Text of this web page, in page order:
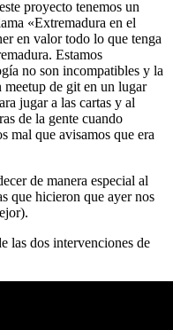
proyecto tenemos un
«Extremadura en el
en valor todo lo que tenga
Estamos
no son incompatibles y la
meetup de git en un lugar
jugar a las cartas y al
de la gente cuando
mal que avisamos que era
de manera especial al
que hicieron que ayer nos
las dos intervenciones de